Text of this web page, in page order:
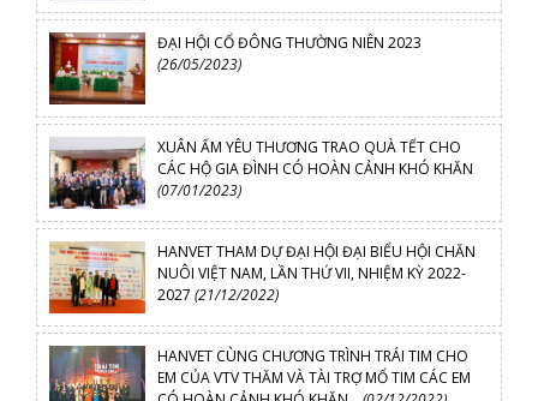
ĐẠI HỘI CỔ ĐÔNG THƯỜNG NIÊN 2023
(26/05/2023)
XUÂN ẤM YÊU THƯƠNG TRAO QUÀ TẾT CHO
CÁC HỘ GIA ĐÌNH CÓ HOÀN CẢNH KHÓ KHĂN
(07/01/2023)
HANVET THAM DỰ ĐẠI HỘI ĐẠI BIỂU HỘI CHĂN
NUÔI VIỆT NAM, LẦN THỨ VII, NHIỆM KỲ 2022-
2027 (21/12/2022)
HANVET CÙNG CHƯƠNG TRÌNH TRÁI TIM CHO
EM CỦA VTV THĂM VÀ TÀI TRỢ MỔ TIM CÁC EM